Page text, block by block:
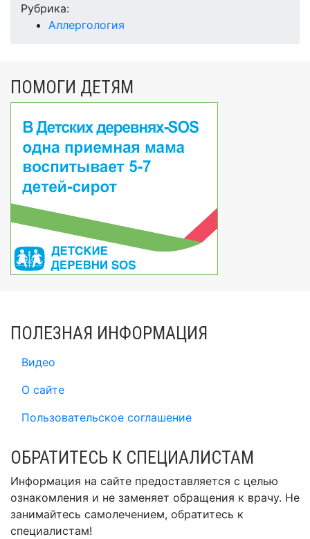
Рубрика:
Аллергология
ПОМОГИ ДЕТЯМ
ПОЛЕЗНАЯ ИНФОРМАЦИЯ
Видео
О сайте
Пользовательское соглашение
ОБРАТИТЕСЬ К СПЕЦИАЛИСТАМ
Информация на сайте предоставляется с целью
ознакомления и не заменяет обращения к врачу. Не
занимайтесь самолечением, обратитесь к
специалистам!